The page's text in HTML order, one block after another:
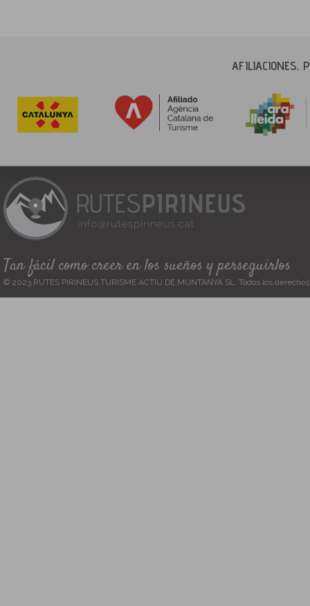
AFILIACIONES,
Tan fácil como creer en los sueños y perseguirlos
© 2023 RUTES PIRINEUS TURISME ACTIU DE MUNTANYA SL. Todos los